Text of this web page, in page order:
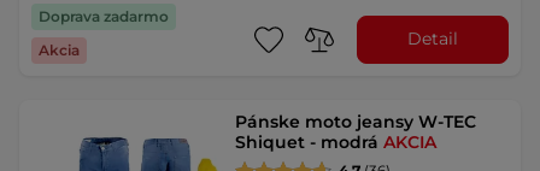
Doprava zadarmo
Akcia
Detail
Pánske moto jeansy W-TEC
Shiquet - modráAKCIA